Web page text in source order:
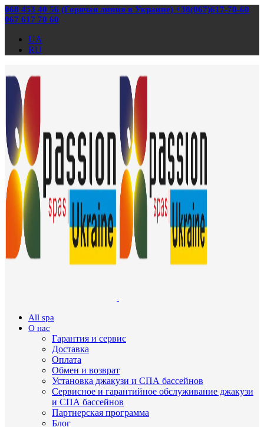
068 453 40 56 (Горячая линия в Украине) +38(067)617-70-60
067 617 70 60
UA
RU
All spa
О нас
Гарантия и сервис
Доставка
Оплата
Обмен и возврат
Установка джакузи и СПА бассейнов
Сервисное и гарантийное обслуживание джакузи
и СПА бассейнов
Партнерская программа
Блог